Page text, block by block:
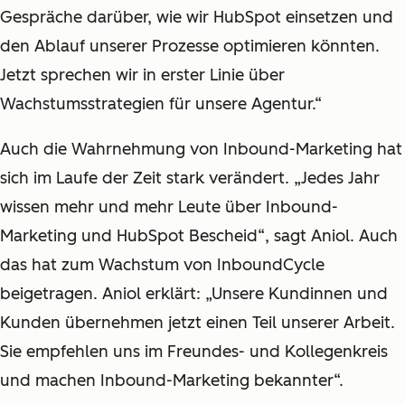
Gespräche darüber, wie wir HubSpot einsetzen und
den Ablauf unserer Prozesse optimieren könnten.
Jetzt sprechen wir in erster Linie über
Wachstumsstrategien für unsere Agentur.“
Auch die Wahrnehmung von Inbound-Marketing hat
sich im Laufe der Zeit stark verändert. „Jedes Jahr
wissen mehr und mehr Leute über Inbound-
Marketing und HubSpot Bescheid“, sagt Aniol. Auch
das hat zum Wachstum von InboundCycle
beigetragen. Aniol erklärt: „Unsere Kundinnen und
Kunden übernehmen jetzt einen Teil unserer Arbeit.
Sie empfehlen uns im Freundes- und Kollegenkreis
und machen Inbound-Marketing bekannter“.